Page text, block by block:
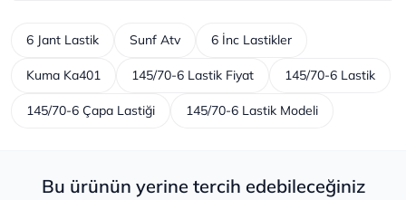
6 Jant Lastik Sunf Atv 6 İnc Lastikler
Kuma Ka401 145/70-6 Lastik Fiyat 145/70-6 Lastik
145/70-6 Çapa Lastiği 145/70-6 Lastik Modeli
Bu ürünün yerine tercih edebileceğiniz